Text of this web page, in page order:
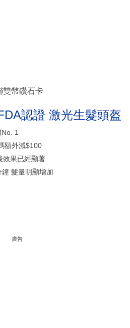
雙幣鑽石卡
認證 激光生髮頭盔
1
額外減$100
效果已經顯著
髮量明顯增加
廣告